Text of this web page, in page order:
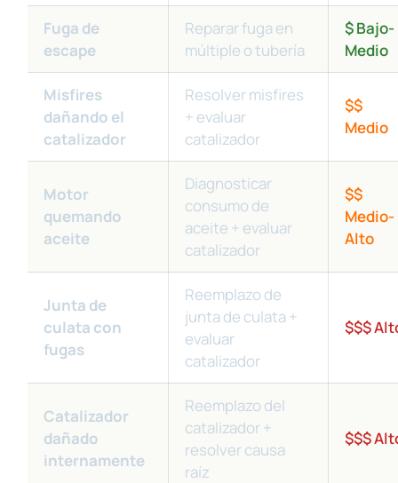
Fuga de
escape
Reparar fuga en
múltiple o tubería
$ Bajo-
Medio
Misfires
dañando el
catalizador
Resolver misfires
+ evaluar
catalizador
$$
Medio
Motor
quemando
aceite
Diagnosticar
consumo de
aceite + evaluar
catalizador
$$
Medio-
Alto
Junta de
culata con
fugas
Reemplazo de
junta de culata +
evaluar
catalizador
$$$
Catalizador
dañado
internamente
Reemplazo del
catalizador +
resolver causa
raíz
$$$